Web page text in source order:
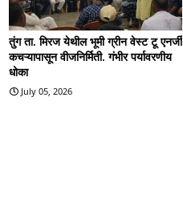
तुंग ता. मिरज येथील भूमी ग्रीन वेस्ट टू एनर्जी
कचऱ्यापासून वीजनिर्मिती. गंभीर पर्यावरणीय
धोका
July 05, 2026